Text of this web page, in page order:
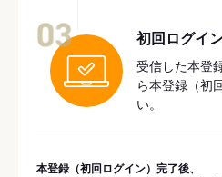
初回ログイ
受信した本登
ら本登録（初
い。
本登録（初回ログイン）完了後、